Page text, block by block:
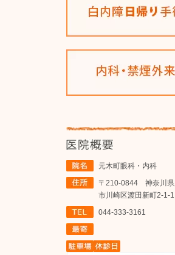
元木町眼科・内科
〒210-0844 神奈川県
市川崎区渡田新町2-1-1
044-333-3161